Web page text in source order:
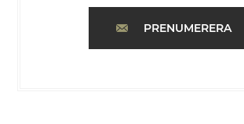
PRENUMERERA